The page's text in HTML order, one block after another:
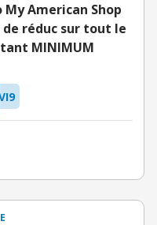
My American Shop
de réduc sur tout le
MINIMUM
VI9